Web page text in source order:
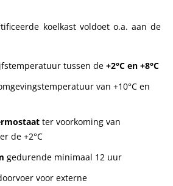
koelkast voldoet o.a. aan de
tussen de +2°C en +8°C
van +10°C en
ter voorkoming van
de +2°C
gedurende minimaal 12 uur
voor externe